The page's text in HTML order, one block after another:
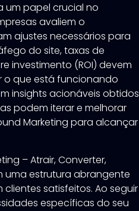
um papel crucial no
avaliem o
ajustes necessários para
do site, taxas de
investimento (ROI) devem
o que está funcionando
insights acionáveis obtidos
podem iterar e melhorar
Marketing para alcançar
– Atrair, Converter,
uma estrutura abrangente
satisfeitos. Ao seguir
específicas do seu